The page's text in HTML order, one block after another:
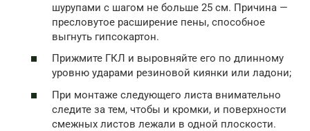
шурупами с шагом не больше 25 см. Причина —
пресловутое расширение пены, способное
выгнуть гипсокартон.
Прижмите ГКЛ и выровняйте его по длинному
уровню ударами резиновой киянки или ладони;
При монтаже следующего листа внимательно
следите за тем, чтобы и кромки, и поверхности
смежных листов лежали в одной плоскости.